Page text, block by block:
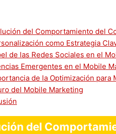
del Comportamiento del
como Estrategia
de las Redes Sociales en el
Emergentes en el Mobile
de la Optimización para
del Mobile Marketing
del